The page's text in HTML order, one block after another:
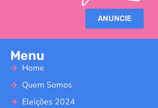
ANUNCIE
Menu
Home
Quem Somos
Eleições 2024